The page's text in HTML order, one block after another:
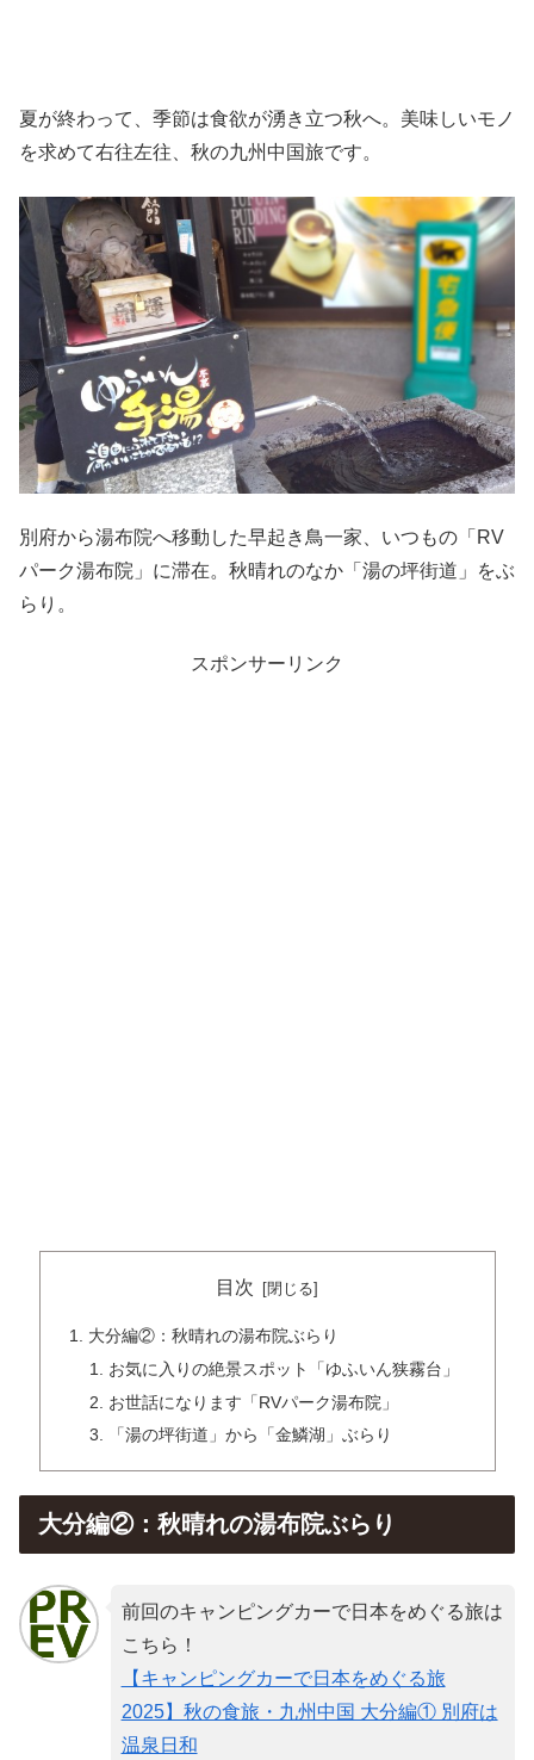
夏が終わって、季節は食欲が湧き立つ秋へ。美味しいモノ
を求めて右往左往、秋の九州中国旅です。
別府から湯布院へ移動した早起き鳥一家、いつもの「RV
パーク湯布院」に滞在。秋晴れのなか「湯の坪街道」をぶ
らり。
スポンサーリンク
目次
大分編②：秋晴れの湯布院ぶらり
お気に入りの絶景スポット「ゆふいん狭霧台」
お世話になります「RVパーク湯布院」
「湯の坪街道」から「金鱗湖」ぶらり
大分編②：秋晴れの湯布院ぶらり
前回のキャンピングカーで日本をめぐる旅は
こちら！
【キャンピングカーで日本をめぐる旅
2025】秋の食旅・九州中国 大分編① 別府は
温泉日和